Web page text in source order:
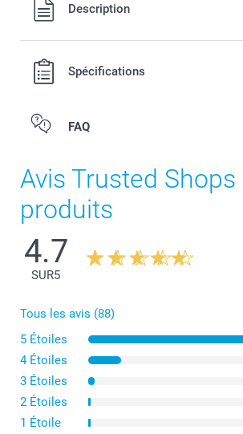
hors frais de port.
Description
Spécifications
FAQ
Avis Trusted
produits
4.7
SUR5
Tous les avis (88)
5 Étoiles
4 Étoiles
3 Étoiles
2 Étoiles
1 Étoile